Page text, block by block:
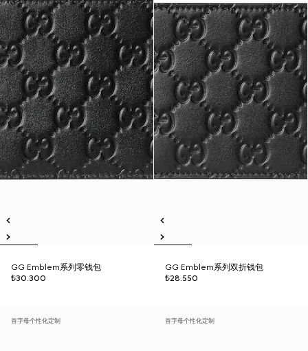
GG Emblem系列零钱包
₺30.300
GG Emblem系列双折钱包
₺28.550
首字母个性化定制 首字母个性化定制